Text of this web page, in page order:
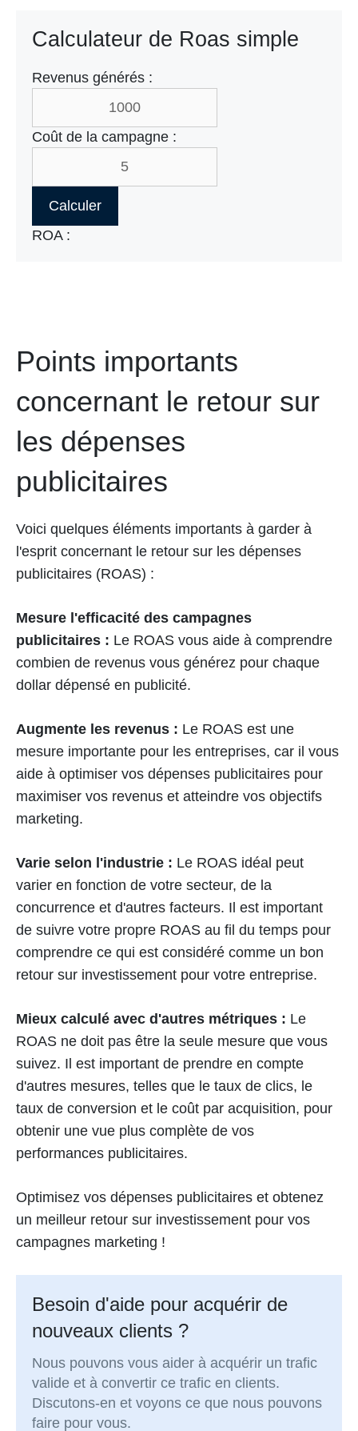
Calculateur de Roas simple
Revenus générés :
Coût de la campagne :
Calculer
ROA :
Points importants
concernant le retour sur
les dépenses
publicitaires
Voici quelques éléments importants à garder à
l'esprit concernant le retour sur les dépenses
publicitaires (ROAS) :
Mesure l'efficacité des campagnes
publicitaires : Le ROAS vous aide à comprendre
combien de revenus vous générez pour chaque
dollar dépensé en publicité.
Augmente les revenus : Le ROAS est une
mesure importante pour les entreprises, car il vous
aide à optimiser vos dépenses publicitaires pour
maximiser vos revenus et atteindre vos objectifs
marketing.
Varie selon l'industrie : Le ROAS idéal peut
varier en fonction de votre secteur, de la
concurrence et d'autres facteurs. Il est important
de suivre votre propre ROAS au fil du temps pour
comprendre ce qui est considéré comme un bon
retour sur investissement pour votre entreprise.
Mieux calculé avec d'autres métriques : Le
ROAS ne doit pas être la seule mesure que vous
suivez. Il est important de prendre en compte
d'autres mesures, telles que le taux de clics, le
taux de conversion et le coût par acquisition, pour
obtenir une vue plus complète de vos
performances publicitaires.
Optimisez vos dépenses publicitaires et obtenez
un meilleur retour sur investissement pour vos
campagnes marketing !
Besoin d'aide pour acquérir de
nouveaux clients ?
Nous pouvons vous aider à acquérir un trafic
valide et à convertir ce trafic en clients.
Discutons-en et voyons ce que nous pouvons
faire pour vous.